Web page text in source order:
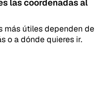
las coordenadas al
más útiles dependen de
o a dónde quieres ir.